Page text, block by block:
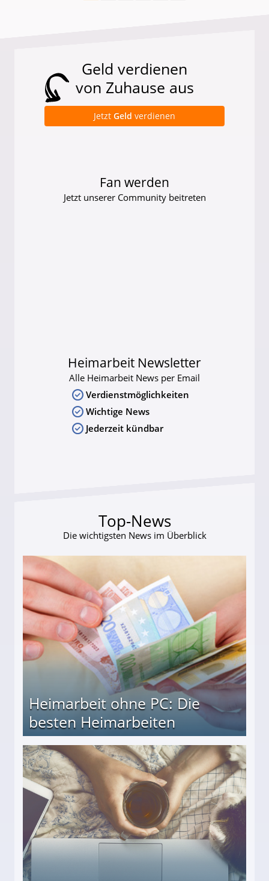
Geld verdienen
von Zuhause aus
Jetzt Geld verdienen
Fan werden
Jetzt unserer Community beitreten
Heimarbeit Newsletter
Alle Heimarbeit News per Email
Verdienstmöglichkeiten
Wichtige News
Jederzeit kündbar
Top-News
Die wichtigsten News im Überblick
Heimarbeit ohne PC: Die
besten Heimarbeiten